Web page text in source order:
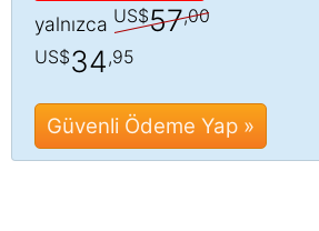
yalnızca US$57,00
US$34 ,95
Güvenli Ödeme Yap »